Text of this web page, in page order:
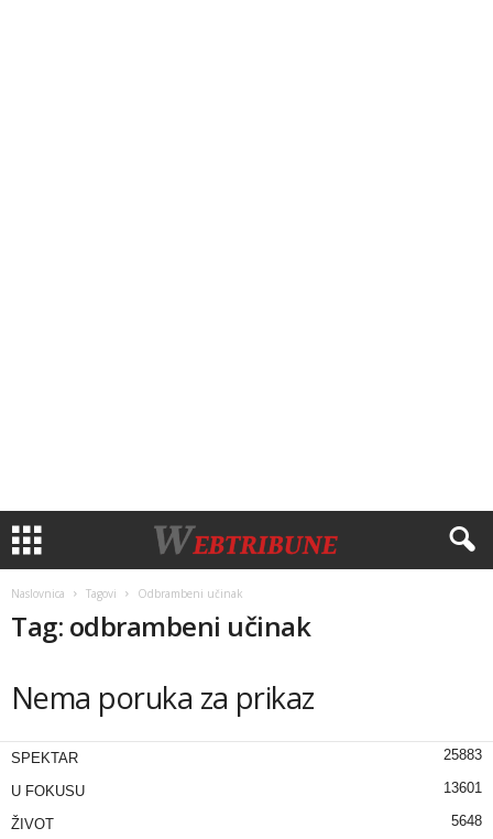
Naslovnica Tagovi Odbrambeni učinak
Tag: odbrambeni učinak
Nema poruka za prikaz
SPEKTAR 25883
U FOKUSU 13601
ŽIVOT 5648